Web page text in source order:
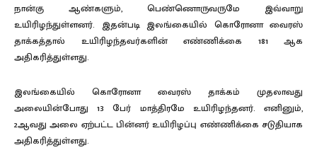
நான்கு ஆண்களும், பெண்ணொருவருமே இவ்வாறு
உயிரிழந்துள்ளனர். இதன்படி இலங்கையில் கொரோனா வைரஸ்
தாக்கத்தால் உயிரிழந்தவர்களின் எண்ணிக்கை 181 ஆக
அதிகரித்துள்ளது.
இலங்கையில் கொரோனா வைரஸ் தாக்கம் முதலாவது
அலையின்போது 13 பேர் மாத்திரமே உயிரிழந்தனர். எனினும்,
2ஆவது அலை ஏற்பட்ட பின்னர் உயிரிழப்பு எண்ணிக்கை சடுதியாக
அதிகரித்துள்ளது.